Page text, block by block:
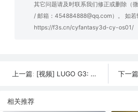
其它问题请及时联系我们修正或删除（
/ 邮箱：454884888@qq.com）。 如若
https://f3s.cn/cyfantasy3d-cy-os01/
上一篇: [视频] LUGO G3: 最高效的双挤出机3D打印机 下一
相关推荐